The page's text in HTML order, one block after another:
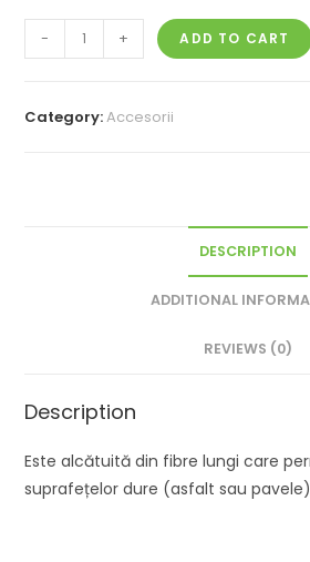
- + ADD TO CART
Category:Accesorii
DESCRIPTION
ADDITIONAL
REVIEWS (0)
Description
Este alcătuită din fibre lungi care
suprafețelor dure (asfalt sau